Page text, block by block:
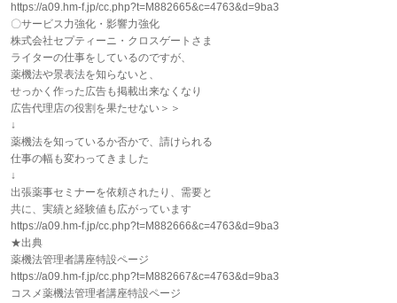
https://a09.hm-f.jp/cc.php?t=M882665&c=4763&d=9ba3
〇サービス力強化・影響力強化
株式会社セプティーニ・クロスゲートさま
ライターの仕事をしているのですが、
薬機法や景表法を知らないと、
せっかく作った広告も掲載出来なくなり
広告代理店の役割を果たせない＞＞
↓
薬機法を知っているか否かで、請けられる
仕事の幅も変わってきました
↓
出張薬事セミナーを依頼されたり、需要と
共に、実績と経験値も広がっています
https://a09.hm-f.jp/cc.php?t=M882666&c=4763&d=9ba3
★出典
薬機法管理者講座特設ページ
https://a09.hm-f.jp/cc.php?t=M882667&c=4763&d=9ba3
コスメ薬機法管理者講座特設ページ